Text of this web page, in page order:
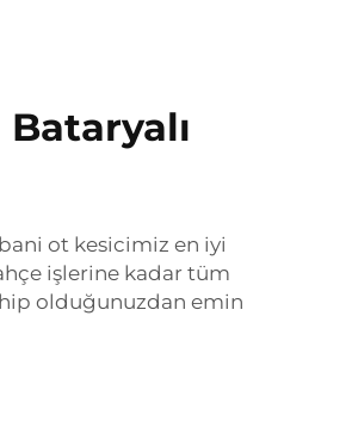
ot kesicimiz en iyi
işlerine kadar tüm
olduğunuzdan emin